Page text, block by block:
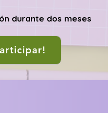
durante dos meses